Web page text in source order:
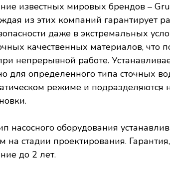
известных мировых брендов –
из этих компаний гарантирует
даже в экстремальных
качественных материалов, что
непрерывной работе.
для определенного типа сточных
режиме и подразделяются
насосного оборудования
на стадии проектирования.
до 2 лет.